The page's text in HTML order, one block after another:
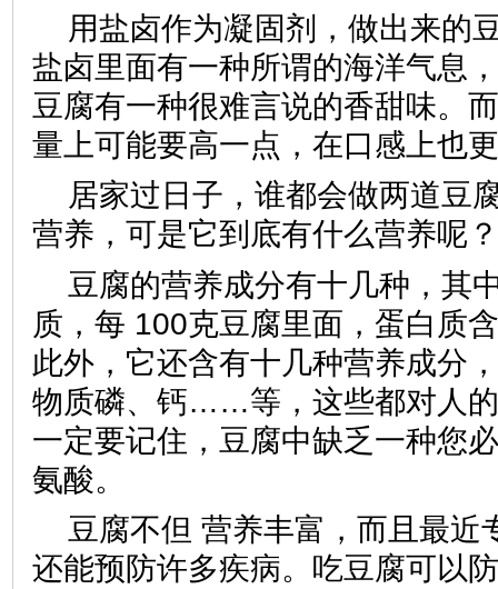
用盐卤作为凝固剂，做出来的
盐卤里面有一种所谓的海洋气息
豆腐有一种很难言说的香甜味。
量上可能要高一点，在口感上也
居家过日子，谁都会做两道豆
营养，可是它到底有什么营养呢？
豆腐的营养成分有十几种，其
质，每 100克豆腐里面，蛋白质
此外，它还含有十几种营养成分
物质磷、钙……等，这些都对人
一定要记住，豆腐中缺乏一种您
氨酸。
豆腐不但 营养丰富，而且最近
还能预防许多疾病。吃豆腐可以